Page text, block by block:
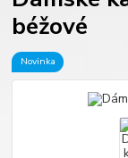
béžové
Novinka